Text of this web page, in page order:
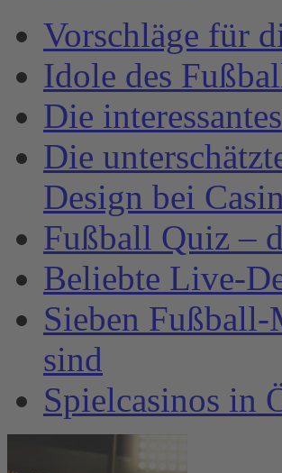
Vorschläge für
Idole des
Die
Die
Design bei
Fußball Quiz –
Beliebte Live-
Sieben
sind
Spielcasinos in